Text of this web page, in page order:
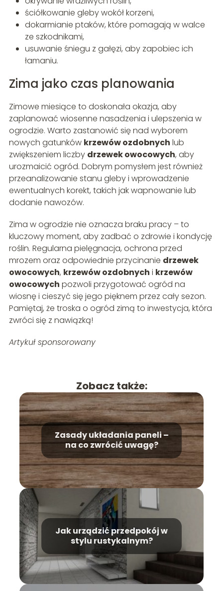
ściółkowanie gleby wokół korzeni,
dokarmianie ptaków, które pomagają w walce
ze szkodnikami,
usuwanie śniegu z gałęzi, aby zapobiec ich
łamaniu.
Zima jako czas planowania
Zimowe miesiące to doskonała okazja, aby
zaplanować wiosenne nasadzenia i ulepszenia w
ogrodzie. Warto zastanowić się nad wyborem
nowych gatunków krzewów ozdobnych lub
zwiększeniem liczby drzewek owocowych, aby
urozmaicić ogród. Dobrym pomysłem jest również
przeanalizowanie stanu gleby i wprowadzenie
ewentualnych korekt, takich jak wapnowanie lub
dodanie nawozów.
Zima w ogrodzie nie oznacza braku pracy – to
kluczowy moment, aby zadbać o zdrowie i kondycję
roślin. Regularna pielęgnacja, ochrona przed
mrozem oraz odpowiednie przycinanie drzewek
owocowych, krzewów ozdobnych i krzewów
owocowych pozwoli przygotować ogród na
wiosnę i cieszyć się jego pięknem przez cały sezon.
Pamiętaj, że troska o ogród zimą to inwestycja, która
zwróci się z nawiązką!
Artykuł sponsorowany
Zobacz także:
Zasady układania paneli –
na co zwrócić uwagę?
Jak urządzić przedpokój w
stylu rustykalnym?